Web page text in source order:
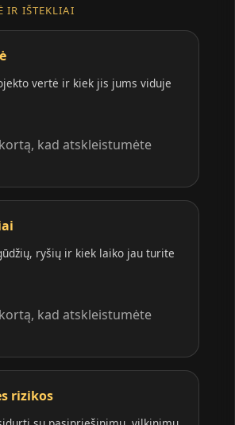
IR IŠTEKLIAI
vertė ir kiek jis jums viduje
kad atskleistumėte
ryšių ir kiek laiko jau turite
kad atskleistumėte
rizikos